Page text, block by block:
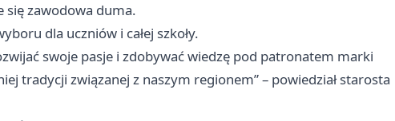
się zawodowa duma.
dla uczniów i całej szkoły.
swoje pasje i zdobywać wiedzę pod patronatem marki
tradycji związanej z naszym regionem” – powiedział starosta